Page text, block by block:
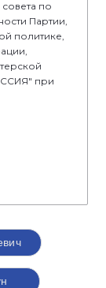
по
Партии,
политике,
при